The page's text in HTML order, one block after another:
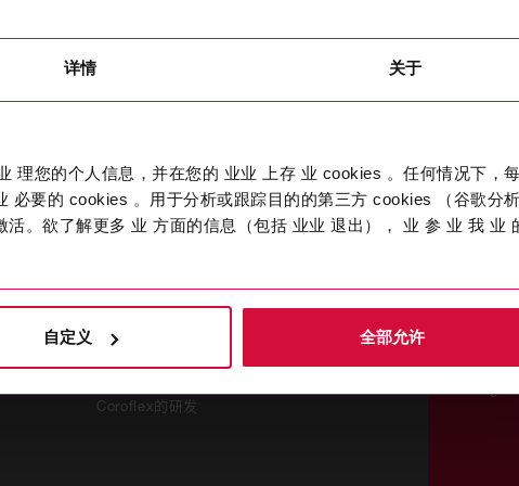
详情 关于
理您的个人信息，并在您的 业业 上存 业 cookies 。任何情况下，
要的 cookies 。用于分析或跟踪目的的第三方 cookies （谷歌分析
活。欲了解更多 业 方面的信息（包括 业业 退出）， 业 参 业 我 业
自定义 全部允许
能力与创新
电动汽车高压电缆
工业应用电缆
定制电缆与导线
Coroflex的研发
Co.,
456
215300